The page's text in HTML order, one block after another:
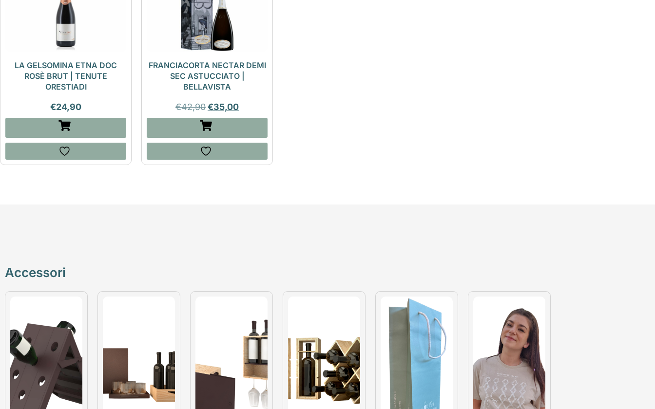
LA GELSOMINA ETNA DOC
ROSÈ BRUT | TENUTE
ORESTIADI
€24,90
FRANCIACORTA NECTAR DEMI
SEC ASTUCCIATO |
BELLAVISTA
€42,90€35,00
Accessori